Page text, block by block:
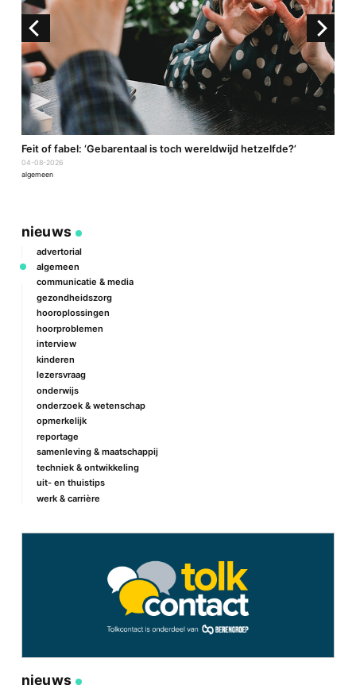
Feit of fabel: ‘Gebarentaal is toch wereldwijd hetzelfde?’
04-08-2026
algemeen
nieuws
advertorial
algemeen
communicatie & media
gezondheidszorg
hooroplossingen
hoorproblemen
interview
kinderen
lezersvraag
onderwijs
onderzoek & wetenschap
opmerkelijk
reportage
samenleving & maatschappij
techniek & ontwikkeling
uit- en thuistips
werk & carrière
nieuws